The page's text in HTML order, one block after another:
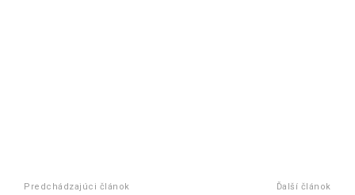
Predchádzajúci článok Ďalší článok